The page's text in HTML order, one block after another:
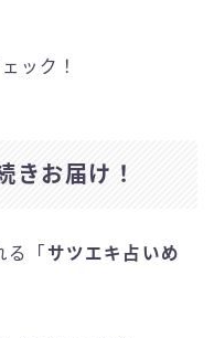
ック！
きお届け！
「 サツエキ占いめ